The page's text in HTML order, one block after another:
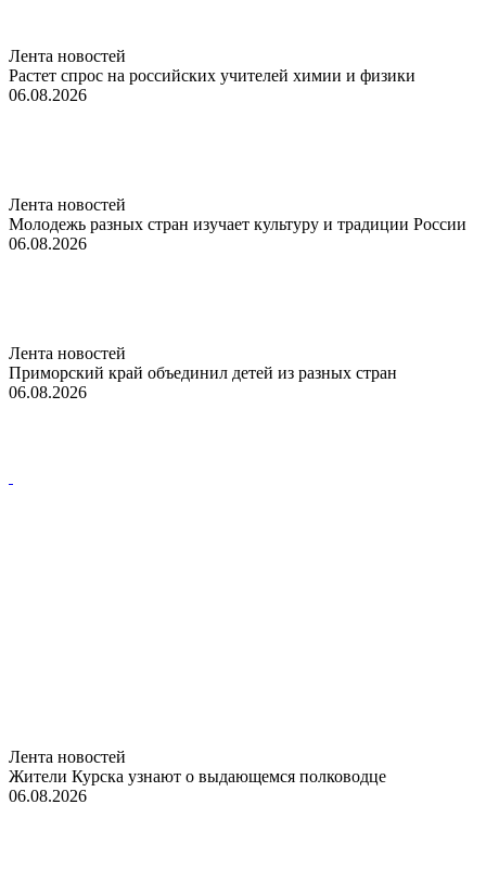
Лента новостей
Растет спрос на российских учителей химии и физики
06.08.2026
Лента новостей
Молодежь разных стран изучает культуру и традиции России
06.08.2026
Лента новостей
Приморский край объединил детей из разных стран
06.08.2026
Лента новостей
Жители Курска узнают о выдающемся полководце
06.08.2026